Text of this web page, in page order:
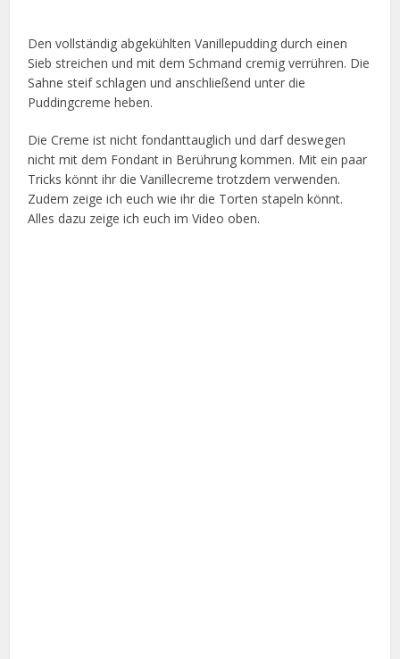
Den vollständig abgekühlten Vanillepudding durch einen
Sieb streichen und mit dem Schmand cremig verrühren. Die
Sahne steif schlagen und anschließend unter die
Puddingcreme heben.
Die Creme ist nicht fondanttauglich und darf deswegen
nicht mit dem Fondant in Berührung kommen. Mit ein paar
Tricks könnt ihr die Vanillecreme trotzdem verwenden.
Zudem zeige ich euch wie ihr die Torten stapeln könnt.
Alles dazu zeige ich euch im Video oben.